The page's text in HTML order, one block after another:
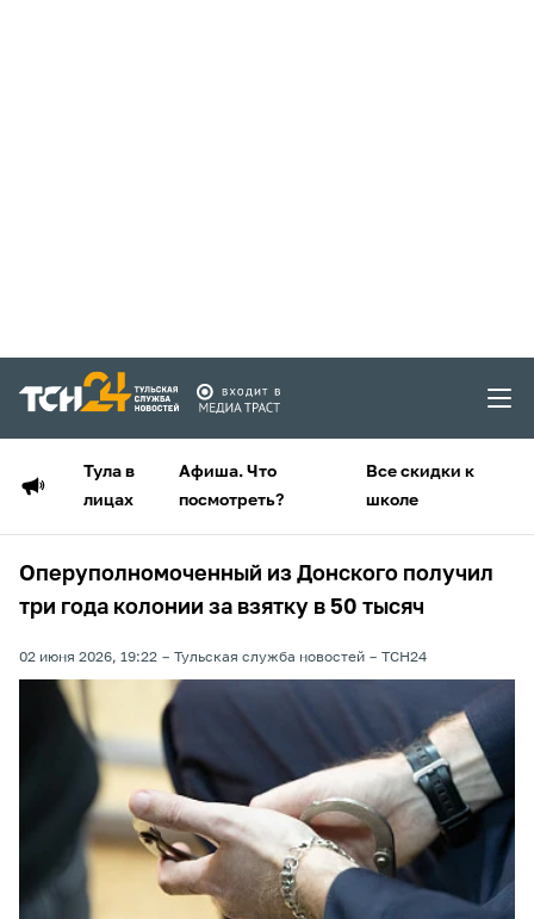
Тула в
лицах
Афиша. Что
посмотреть?
Все скидки к
школе
Оперуполномоченный из Донского получил
три года колонии за взятку в 50 тысяч
02 июня 2026, 19:22 Тульская служба новостей ТСН24